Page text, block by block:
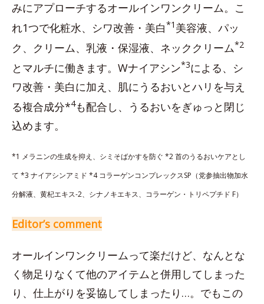
みにアプローチするオールインワンクリーム。こ
れ1つで化粧水、シワ改善・美白*1 美容液、パッ
ク、クリーム、乳液・保湿液、ネッククリーム*2
とマルチに働きます。Wナイアシン*3による、シ
ワ改善・美白に加え、肌にうるおいとハリを与え
る複合成分*4も配合し、うるおいをぎゅっと閉じ
込めます。
*1 メラニンの生成を抑え、シミそばかすを防ぐ *2 首のうるおいケアとし
て *3 ナイアシンアミド *4 コラーゲンコンプレックスSP（党参抽出物加水
分解液、黄杞エキス-2、シナノキエキス、コラーゲン・トリペプチド F）
Editor’s comment
オールインワンクリームって楽だけど、なんとな
く物足りなくて他のアイテムと併用してしまった
り、仕上がりを妥協してしまったり…。でもこの